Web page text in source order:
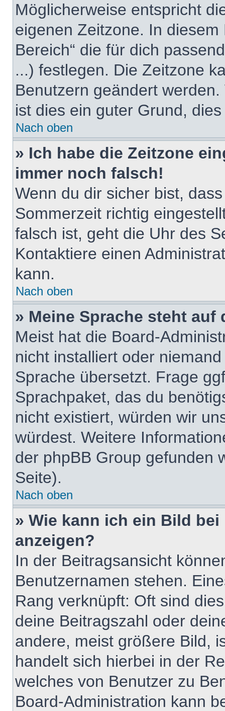
Möglicherweise entspricht
eigenen Zeitzone. In
Bereich“ die für dich
...) festlegen. Die Zeitzone
Benutzern geändert
ist dies ein guter Grund,
Nach oben
» Ich habe die Zeitzone
immer noch falsch!
Wenn du dir sicher bist,
Sommerzeit richtig
falsch ist, geht die Uhr des
Kontaktiere einen
kann.
Nach oben
» Meine Sprache steht
Meist hat die Board-
nicht installiert oder
Sprache übersetzt. Frage
Sprachpaket, das du
nicht existiert, würden wir
würdest. Weitere
der phpBB Group gefunden
Seite).
Nach oben
» Wie kann ich ein Bild
anzeigen?
In der Beitragsansicht
Benutzernamen stehen.
Rang verknüpft: Oft sind
deine Beitragszahl oder
andere, meist größere Bild,
handelt sich hierbei in der
welches von Benutzer zu
Board-Administration kann